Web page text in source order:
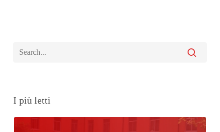
I più letti